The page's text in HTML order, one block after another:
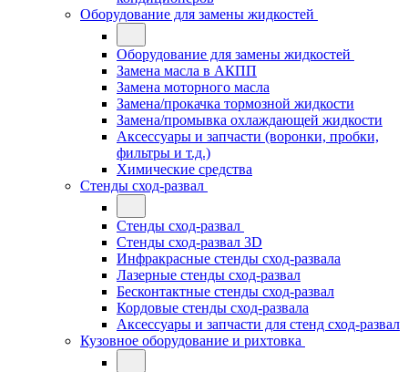
Оборудование для замены жидкостей
Оборудование для замены жидкостей
Замена масла в АКПП
Замена моторного масла
Замена/прокачка тормозной жидкости
Замена/промывка охлаждающей жидкости
Аксессуары и запчасти (воронки, пробки,
фильтры и т.д.)
Химические средства
Стенды сход-развал
Стенды сход-развал
Стенды сход-развал 3D
Инфракрасные стенды сход-развала
Лазерные стенды сход-развал
Бесконтактные стенды сход-развал
Кордовые стенды сход-развала
Аксессуары и запчасти для стенд сход-развал
Кузовное оборудование и рихтовка